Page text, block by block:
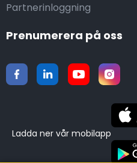
Partnerinloggning
Prenumerera på oss
Ladda ner vår mobilapp